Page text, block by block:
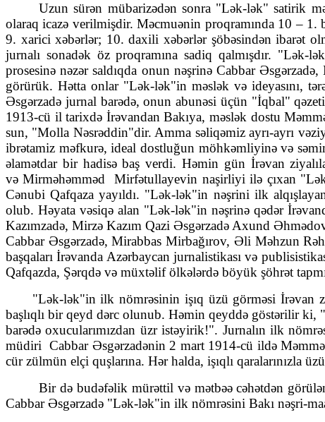
Uzun sürən mübarizədən sonra "Lək-lək" satirik
olaraq icazə ve­­ril­­mişdir. Məcmuənin proqramında 10 –
9. xarici xəbərlər; 10. da­xili xəbərlər şöbəsin­dən ibarət
jurnalı sonadək öz proqramına sadiq qalmışdır.
prosesinə nəzər saldıqda onun nəşrinə Cabbar
gö­rürük. Hətta onlar "Lək-lək"in məslək və ideyasını,
Əsgərzadə jurnal barədə, onun abunəsi üçün "İqbal"
1913-cü il tarixdə İrəvandan Bakıya, məslək dostu
sun, "Molla Nəsrəddin"dir. Amma səliqəmiz ayrı-ayrı
ib­rə­tamiz məfkurə, ideal dostluğun möh­kəm­liyinə və
əla­mət­dar bir ha­disə baş verdi. Həmin gün İrəvan
və Mirməhəmməd Mir­­­fətulla­ye­vin naşirliyi ilə çıxan
Cənubi Qafqaza yayıldı. "Lək-lək"in nəşrini ilk
olub. Həyata vəsiqə alan "Lək-lək"in nəşrinə qədər
Ka­zımzadə, Mir­­zə Kazım Qazi Əsgərzadə Axund
Cabbar Əs­gərzadə, Mirabbas Mirba­ğırov, Əli Məhzun
başqaları İrə­van­da Azərbaycan jurnalis­tikası və
Qafqazda, Şərqdə və müx­təlif ölkələrdə böyük şöhrət
"Lək-lək"in ilk nömrəsinin işıq üzü görməsi İrəvan
başlıqlı bir qeyd dərc olunub. Həmin qeyddə göstərilir ki,
barədə oxucularımız­dan üzr istəyirik!". Jurnalın ilk
müdiri Cabbar Əsgərzadənin 2 mart 1914-cü ildə
cür zülmün elçi quşlarına. Hər halda, işıq­lı qara­larınızla
Bir də budəfəlik mürəttil və mətbəə cəhətdən
Cabbar Əsgər­zadə "Lək-lək"in ilk nömrəsini Bakı nəşri-